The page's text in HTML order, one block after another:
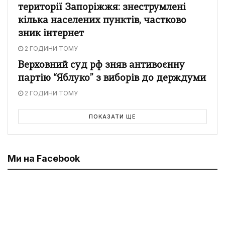
території Запоріжжя: знеструмлені
кілька населених пунктів, частково
зник інтернет
2 ГОДИНИ ТОМУ
Верховний суд рф зняв антивоєнну
партію “Яблуко” з виборів до держдуми
2 ГОДИНИ ТОМУ
ПОКАЗАТИ ЩЕ
Ми на Facebook